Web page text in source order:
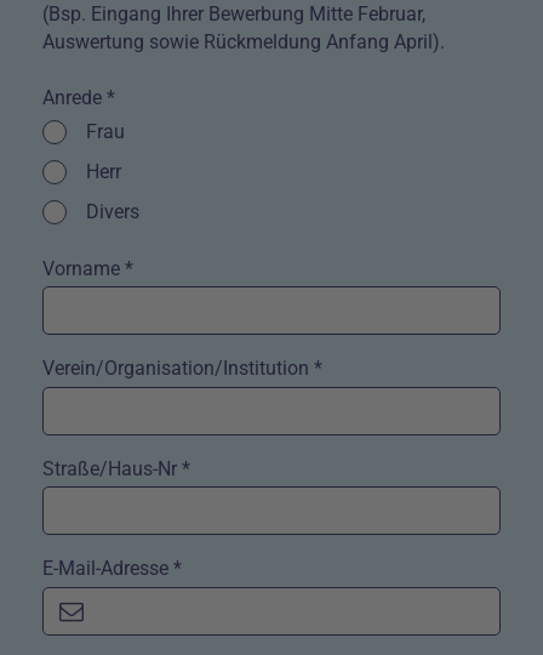
(Bsp. Eingang Ihrer Bewerbung Mitte Februar,
Auswertung sowie Rückmeldung Anfang April).
Anrede *
Kontrollkästchen
Frau
Kontrollkästchen
Herr
Kontrollkästchen
Divers
Vorname *
Verein/Organisation/Institution *
Straße/Haus-Nr *
E-Mail-Adresse *